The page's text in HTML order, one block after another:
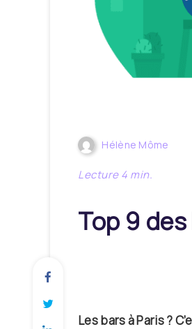
Hélène Môme
Top 9
Les bars à Paris ?